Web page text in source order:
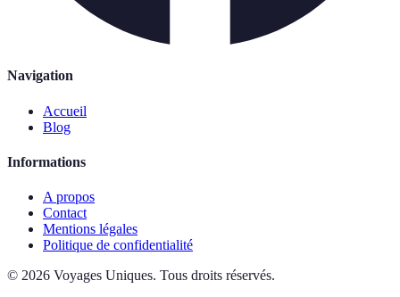
Navigation
Accueil
Blog
Informations
A propos
Contact
Mentions légales
Politique de confidentialité
© 2026 Voyages Uniques. Tous droits réservés.